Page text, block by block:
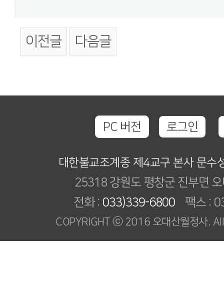
이전글 다음글
PC 버전 로그인
대한불교조계종 제4교구 본사 문수
25318 강원도 평창군 진부면
전화 : 033)339-6800 팩스 :
COPYRIGHT ⓒ 2016 오대산월정사.